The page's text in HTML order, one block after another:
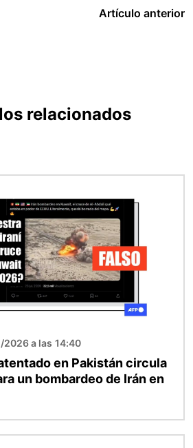
Artículo anterior
relacionados
a las 14:40
en Pakistán circula
un bombardeo de Irán en